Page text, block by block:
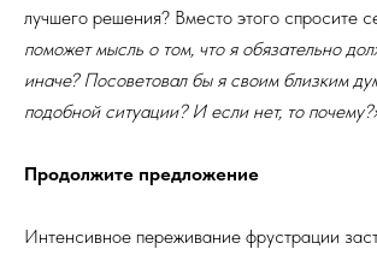
лучшего решения? Вместо этого спросите
поможет мысль о том, что я обязательно
иначе? Посоветовал бы я своим близким
подобной ситуации? И если нет, то
Продолжите предложение
Интенсивное переживание фрустрации